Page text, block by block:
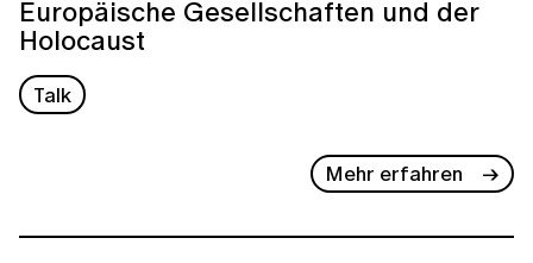
Europäische Gesellschaften und der
Holocaust
Talk
Mehr erfahren